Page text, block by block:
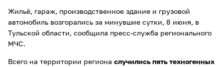
Жильё, гараж, производственное здание и грузовой
автомобиль возгорались за минувшие сутки, 8 июня, в
Тульской области, сообщила пресс-служба регионального
МЧС.
Всего на территории региона случились пять техногенных